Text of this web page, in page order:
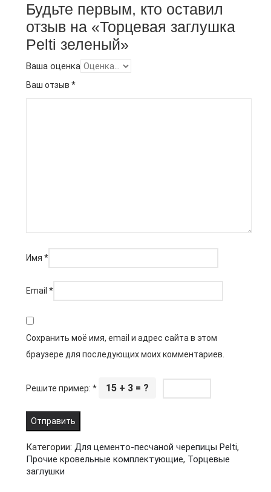
Будьте первым, кто оставил
отзыв на «Торцевая заглушка
Pelti зеленый»
Ваша оценка
Ваш отзыв *
Имя *
Email *
Сохранить моё имя, email и адрес сайта в этом
браузере для последующих моих комментариев.
Решите пример: * 15 + 3 = ?
Категории: Для цементо-песчаной черепицы Pelti,
Прочие кровельные комплектующие, Торцевые
заглушки